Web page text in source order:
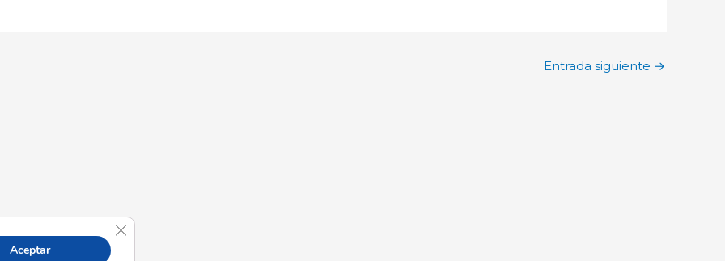
Entrada siguiente →
Aceptar
Cerrar el banner de cookies RGPD